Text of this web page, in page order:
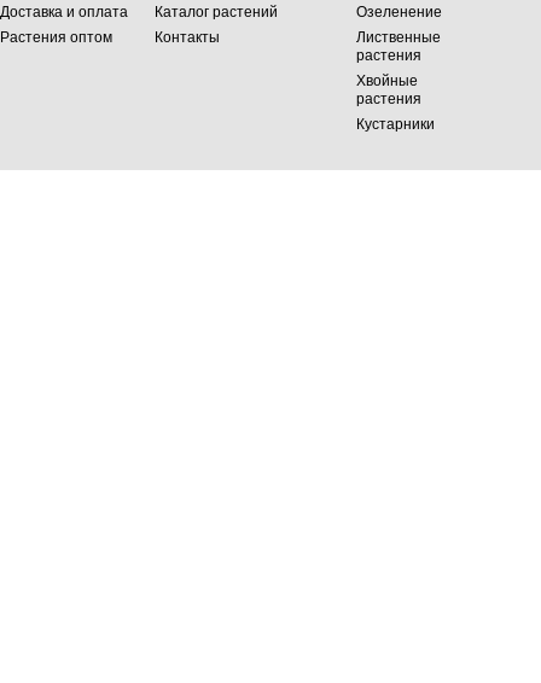
Доставка и оплата
Каталог растений
Растения оптом
Контакты
Озеленение
Лиственные
растения
Хвойные
растения
Кустарники